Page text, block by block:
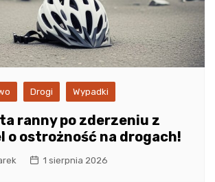
Drogi Wypadki
ranny po zderzeniu z
o ostrożność na drogach!
1 sierpnia 2026